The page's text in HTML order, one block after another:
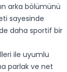
arka bölümünü
sayesinde
daha sportif bir
ile uyumlu
parlak ve net